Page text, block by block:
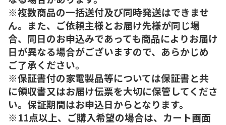
※複数商品の一括送付及び同時発送はできませ
ん。また、ご依頼主様とお届け先様が同じ場
合、同日のお申込みであっても商品によりお届け
日が異なる場合がございますので、あらかじめ
ご了承ください。
※保証書付の家電製品等については保証書と共
に領収書又はお届け伝票を大切に保管してくださ
い。保証期間はお申込日からとなります。
※11点以上、ご購入希望の場合は、カート画面